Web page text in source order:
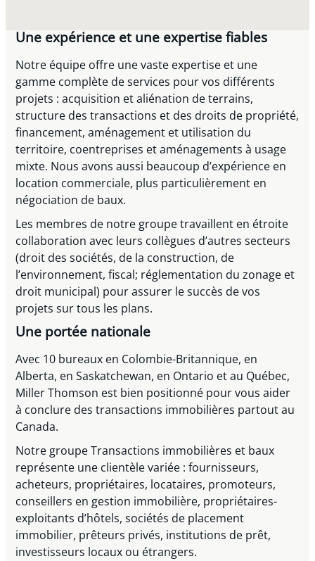
Une expérience et une expertise fiables
Notre équipe offre une vaste expertise et une
gamme complète de services pour vos différents
projets : acquisition et aliénation de terrains,
structure des transactions et des droits de propriété,
financement, aménagement et utilisation du
territoire, coentreprises et aménagements à usage
mixte. Nous avons aussi beaucoup d’expérience en
location commerciale, plus particulièrement en
négociation de baux.
Les membres de notre groupe travaillent en étroite
collaboration avec leurs collègues d’autres secteurs
(droit des sociétés, de la construction, de
l’environnement, fiscal; réglementation du zonage et
droit municipal) pour assurer le succès de vos
projets sur tous les plans.
Une portée nationale
Avec 10 bureaux en Colombie-Britannique, en
Alberta, en Saskatchewan, en Ontario et au Québec,
Miller Thomson est bien positionné pour vous aider
à conclure des transactions immobilières partout au
Canada.
Notre groupe Transactions immobilières et baux
représente une clientèle variée : fournisseurs,
acheteurs, propriétaires, locataires, promoteurs,
conseillers en gestion immobilière, propriétaires-
exploitants d’hôtels, sociétés de placement
immobilier, prêteurs privés, institutions de prêt,
investisseurs locaux ou étrangers.